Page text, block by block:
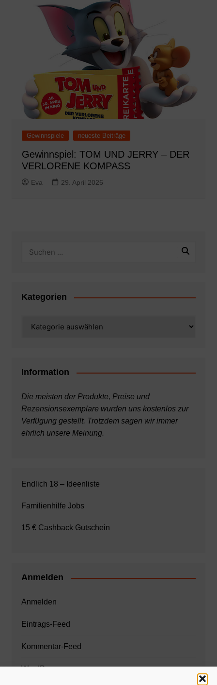
Gewinnspiele neueste Beiträge
Gewinnspiel: TOM UND JERRY – DER
VERLORENE KOMPASS
Eva 29. April 2026
Kategorien
Information
Die meisten der Produkte, Preise und
Rezensionsexemplare wurden uns kostenlos zur
Verfügung gestellt. Trotzdem sagen wir immer
ehrlich unsere Meinung.
Endlich 18 – Ideenliste
Familienhilfe Jobs
15 € Cashback Gutschein
Anmelden
Anmelden
Eintrags-Feed
Kommentar-Feed
WordPress.org